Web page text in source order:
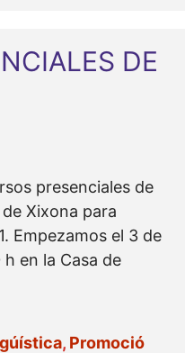
DE
presenciales de
Xixona para
Empezamos el 3 de
en la Casa de
, Promoció